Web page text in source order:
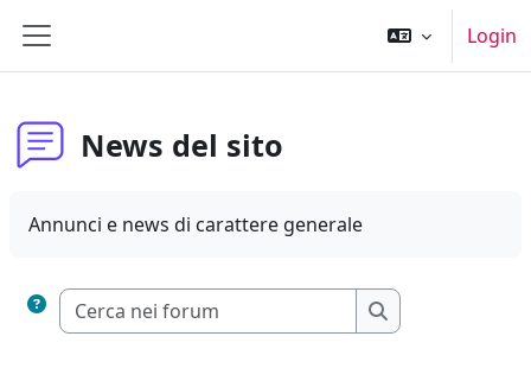
Pannello laterale
Login
News del sito
Annunci e news di carattere generale
Cerca nei forum
Cerca nei forum